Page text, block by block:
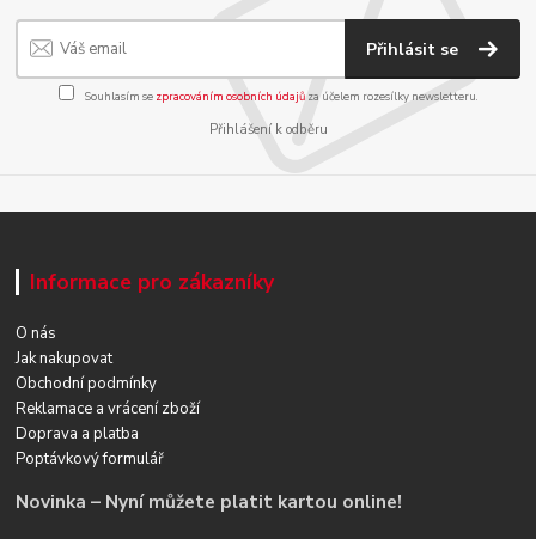
Přihlásit se
Souhlasím se zpracováním osobních údajůza účelem rozesílky newsletteru.
Přihlášení k odběru
Informace pro zákazníky
O nás
Jak nakupovat
Obchodní podmínky
Reklamace a vrácení zboží
Doprava a platba
Poptávkový formulář
Novinka – Nyní můžete platit kartou online!